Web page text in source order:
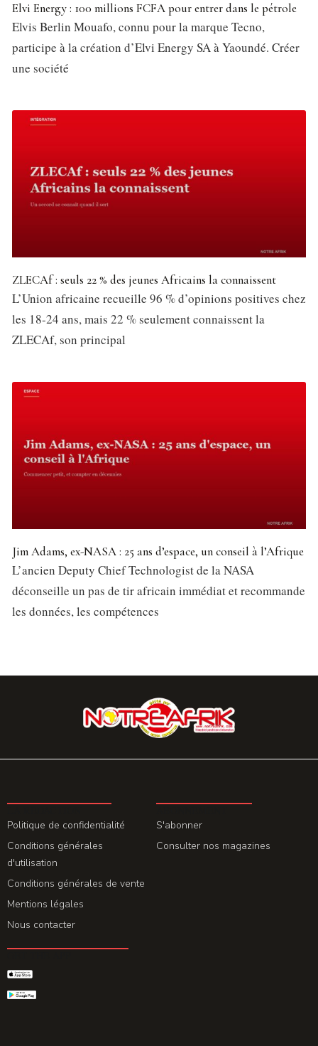
Elvi Energy : 100 millions FCFA pour entrer dans le pétrole
Elvis Berlin Mouafo, connu pour la marque Tecno,
participe à la création d’Elvi Energy SA à Yaoundé. Créer
une société
ZLECAf : seuls 22 % des jeunes Africains la connaissent
L’Union africaine recueille 96 % d’opinions positives chez
les 18-24 ans, mais 22 % seulement connaissent la
ZLECAf, son principal
Jim Adams, ex-NASA : 25 ans d’espace, un conseil à l’Afrique
L’ancien Deputy Chief Technologist de la NASA
déconseille un pas de tir africain immédiat et recommande
les données, les compétences
Politique de confidentialité
Conditions générales
d'utilisation
Conditions générales de vente
Mentions légales
Nous contacter
S'abonner
Consulter nos magazines